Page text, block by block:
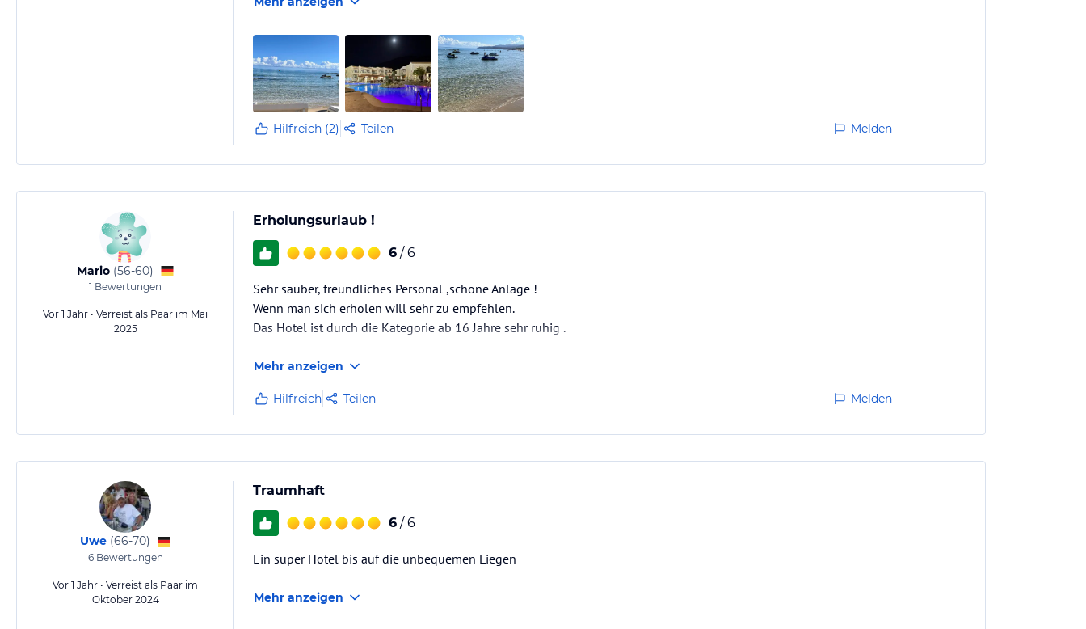
Hilfreich (2) Teilen Melden
Mario (56-60)
1 Bewertungen
Vor 1 Jahr • Verreist als Paar im Mai
2025
Erholungsurlaub !
6 / 6
Sehr sauber, freundliches Personal ,schöne Anlage !
Wenn man sich erholen will sehr zu empfehlen.
Das Hotel ist durch die Kategorie ab 16 Jahre sehr ruhig .
Mehr anzeigen
Hilfreich Teilen Melden
Uwe (66-70)
6Bewertungen
Vor 1 Jahr • Verreist als Paar im
Oktober 2024
Traumhaft
6 / 6
Ein super Hotel bis auf die unbequemen Liegen
Mehr anzeigen